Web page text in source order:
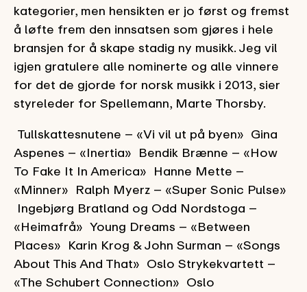
kategorier, men hensikten er jo først og fremst
å løfte frem den innsatsen som gjøres i hele
bransjen for å skape stadig ny musikk. Jeg vil
igjen gratulere alle nominerte og alle vinnere
for det de gjorde for norsk musikk i 2013, sier
styreleder for Spellemann, Marte Thorsby.
Tullskattesnutene – «Vi vil ut på byen» Gina
Aspenes – «Inertia» Bendik Brænne – «How
To Fake It In America» Hanne Mette –
«Minner» Ralph Myerz – «Super Sonic Pulse»
Ingebjørg Bratland og Odd Nordstoga –
«Heimafrå» Young Dreams – «Between
Places» Karin Krog & John Surman – «Songs
About This And That» Oslo Strykekvartett –
«The Schubert Connection» Oslo